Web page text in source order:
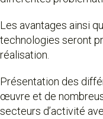
Les avantages ainsi
technologies seront
réalisation.
Présentation des
œuvre et de
secteurs d’activité